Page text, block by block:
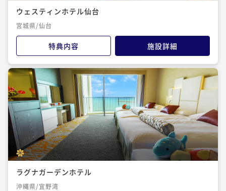
ウェスティンホテル仙台
宮城県/仙台
特典内容 施設詳細
ラグナガーデンホテル
沖縄県/宜野湾